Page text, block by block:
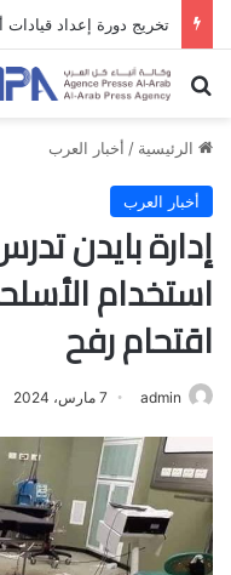
بحث عن
الرئيسية / أخبار العرب
أخبار العرب
إدارة بايدن
استخدام
اقتحام رفح
admin 7 مارس، 2024